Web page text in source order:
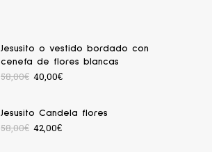
Jesusito o vestido bordado con
cenefa de flores blancas
58,00€ 40,00€
Jesusito Candela flores
58,00€ 42,00€